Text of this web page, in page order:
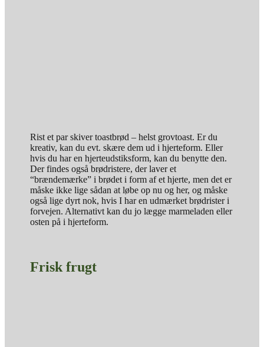
Rist et par skiver toastbrød – helst grovtoast. Er du
kreativ, kan du evt. skære dem ud i hjerteform. Eller
hvis du har en hjerteudstiksform, kan du benytte den.
Der findes også brødristere, der laver et
“brændemærke” i brødet i form af et hjerte, men det er
måske ikke lige sådan at løbe op nu og her, og måske
også lige dyrt nok, hvis I har en udmærket brødrister i
forvejen. Alternativt kan du jo lægge marmeladen eller
osten på i hjerteform.
Frisk frugt